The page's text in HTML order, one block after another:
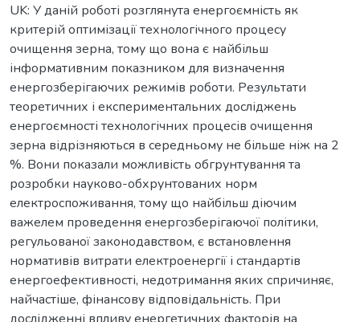
UK: У даній роботі розглянута енергоємність як
критерій оптимізації технологічного процесу
очищення зерна, тому що вона є найбільш
інформативним показником для визначення
енергозберігаючих режимів роботи. Результати
теоретичних і експериментальних досліджень
енергоємності технологічних процесів очищення
зерна відрізняються в середньому не більше ніж на 2
%. Вони показали можливість обгрунтування та
розробки науково-обхрунтованих норм
електроспоживання, тому що найбільш діючим
важелем проведення енергозберігаючої політики,
регульованої законодавством, є встановлення
нормативів витрати електроенергії і стандартів
енергоефективності, недотримання яких спричиняє,
найчастіше, фінансову відповідальність. При